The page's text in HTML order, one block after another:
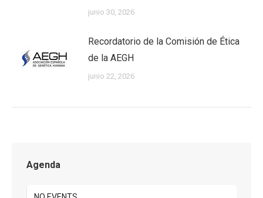
junio 30, 2026
Recordatorio de la Comisión de Ética
de la AEGH
junio 22, 2026
Agenda